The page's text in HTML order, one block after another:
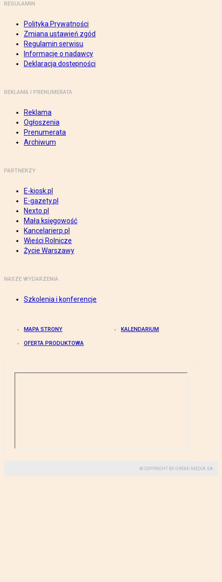
REGULAMIN
Polityka Prywatności
Zmiana ustawień zgód
Regulamin serwisu
Informacje o nadawcy
Deklaracja dostępności
REKLAMA I PRENUMERATA
Reklama
Ogłoszenia
Prenumerata
Archiwum
PARTNERZY
E-kiosk.pl
E-gazety.pl
Nexto.pl
Mała księgowość
Kancelarierp.pl
Wieści Rolnicze
Życie Warszawy
NASZE WYDARZENIA
Szkolenia i konferencje
MAPA STRONY KALENDARIUM
OFERTA PRODUKTOWA
© COPYRIGHT BY GREMI MEDIA SA